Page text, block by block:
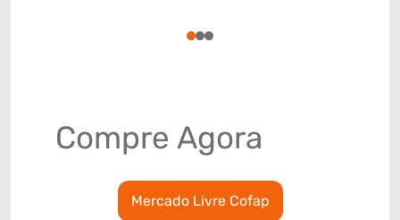
123
Compre Agora
Mercado Livre Cofap